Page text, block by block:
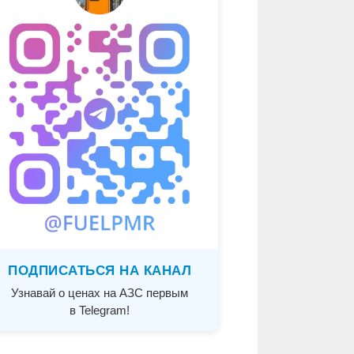
ПОДПИСАТЬСЯ НА КАНАЛ
Узнавай о ценах на АЗС первым
в Telegram!